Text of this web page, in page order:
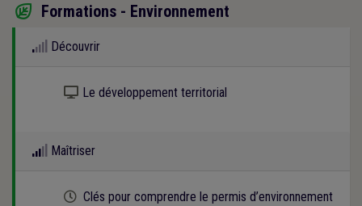
 Formations - Environnement
Découvrir
Kit numérique gratuit
Le développement territorial
Maîtriser
Cette formation est programmée
Clés pour comprendre le permis d’environnement